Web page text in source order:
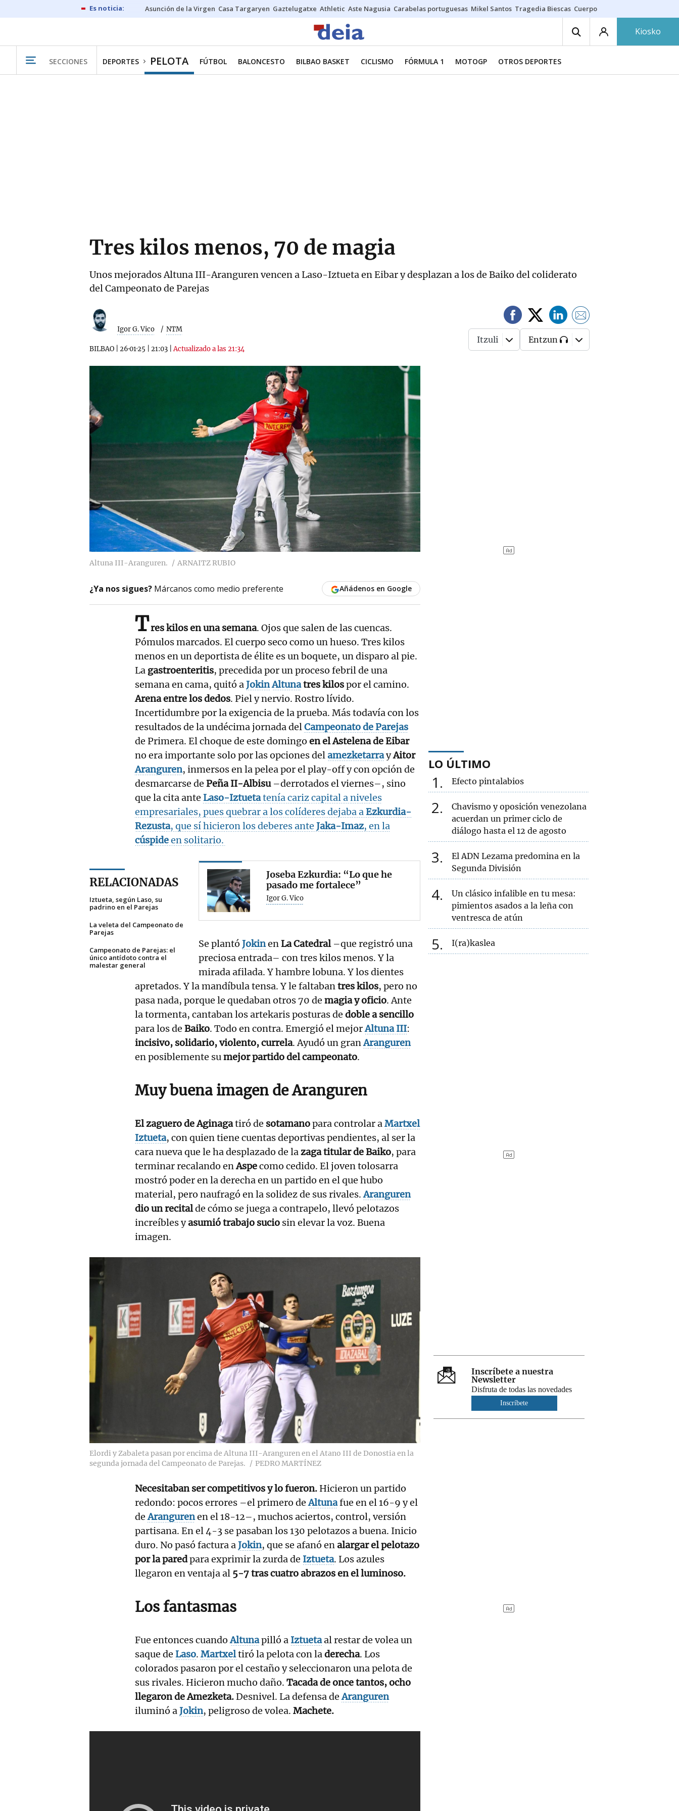
Asunción de la Virgen Casa Targaryen Gaztelugatxe Athletic Aste Nagusia Carabelas portuguesas Mikel Santos Tragedia Biescas Cuerpo ría
Kiosko
SECCIONES DEPORTES PELOTA FÚTBOL BALONCESTO BILBAO BASKET CICLISMO FÓRMULA 1 MOTOGP OTROS DEPORTES
Tres kilos menos, 70 de magia
Unos mejorados Altuna III-Aranguren vencen a Laso-Iztueta en Eibar y desplazan a los de Baiko del coliderato
del Campeonato de Parejas
Igor G. Vico NTM
BILBAO 26·01·25 21:03 |Actualizado a las 21:34
Itzuli Entzun
Altuna III-Aranguren. ARNAITZ RUBIO
¿Ya nos sigues? Márcanos como medio preferente Añádenos en Google
Tres kilos en una semana. Ojos que salen de las cuencas.
Pómulos marcados. El cuerpo seco como un hueso. Tres kilos
menos en un deportista de élite es un boquete, un disparo al pie.
La gastroenteritis, precedida por un proceso febril de una
semana en cama, quitó aJokinAltunatres kilospor el camino.
Arena entre los dedos. Piel y nervio. Rostro lívido.
Incertidumbre por la exigencia de la prueba. Más todavía con los
resultados de la undécima jornada delCampeonato de Parejas
de Primera. El choque de este domingo en el Astelena de Eibar
no era importante solo por las opciones delamezketarrayAitor
Aranguren, inmersos en la pelea por el play-off y con opción de
desmarcarse de Peña II-Albisu –derrotados el viernes–, sino
que la cita ante Laso-Iztuetatenía cariz capital a niveles
empresariales, pues quebrar a los colíderes dejaba aEzkurdia-
Rezusta, que sí hicieron los deberes ante Jaka-Imaz, en la
cúspideen solitario.
RELACIONADAS
Iztueta, según Laso, su
padrino en el Parejas
La veleta del Campeonato de
Parejas
Campeonato de Parejas: el
único antídoto contra el
malestar general
Joseba Ezkurdia: “Lo que he
pasado me fortalece”
Igor G. Vico
Se plantóJokinenLa Catedral –que registró una
preciosa entrada– con tres kilos menos. Y la
mirada afilada. Y hambre lobuna. Y los dientes
apretados. Y la mandíbula tensa. Y le faltabantres kilos, pero no
pasa nada, porque le quedaban otros 70 de magia y oficio. Ante
la tormenta, cantaban los artekaris posturas de doble a sencillo
para los de Baiko. Todo en contra. Emergió el mejorAltuna III:
incisivo, solidario, violento, currela. Ayudó un granAranguren
en posiblemente sumejor partido del campeonato.
Muy buena imagen de Aranguren
El zaguero de Aginagatiró de sotamanopara controlar aMartxel
Iztueta, con quien tiene cuentas deportivas pendientes, al ser la
cara nueva que le ha desplazado de lazaga titular de Baiko, para
terminar recalando enAspecomo cedido. El joven tolosarra
mostró poder en la derecha en un partido en el que hubo
material, pero naufragó en la solidez de sus rivales.Aranguren
dio un recitalde cómo se juega a contrapelo, llevó pelotazos
increíbles yasumió trabajo sucio sin elevar la voz. Buena
imagen.
Elordi y Zabaleta pasan por encima de Altuna III-Aranguren en el Atano III de Donostia en la
segunda jornada del Campeonato de Parejas.
PEDRO MARTÍNEZ
Necesitaban ser competitivos y lo fueron. Hicieron un partido
redondo: pocos errores –el primero deAltunafue en el 16-9 y el
deArangurenen el 18-12–, muchos aciertos, control, versión
partisana. En el 4-3 se pasaban los 130 pelotazos a buena. Inicio
duro. No pasó factura aJokin, que se afanó enalargar el pelotazo
por la paredpara exprimir la zurda de Iztueta. Los azules
llegaron en ventaja al 5-7 tras cuatro abrazos en el luminoso.
Los fantasmas
Fue entonces cuandoAltunapilló a Iztuetaal restar de volea un
saque de Laso. Martxeltiró la pelota con laderecha. Los
colorados pasaron por el cestaño y seleccionaron una pelota de
sus rivales. Hicieron mucho daño. Tacada de once tantos, ocho
llegaron de Amezketa.Desnivel. La defensa deAranguren
iluminó aJokin, peligroso de volea. Machete.
LO ÚLTIMO
1 Efecto pintalabios
2
Chavismo y oposición venezolana
acuerdan un primer ciclo de
diálogo hasta el 12 de agosto
3
El ADN Lezama predomina en la
Segunda División
4
Un clásico infalible en tu mesa:
pimientos asados a la leña con
ventresca de atún
5 I(ra)kaslea
Inscríbete a nuestra
Newsletter
Disfruta de todas las novedades
Inscríbete